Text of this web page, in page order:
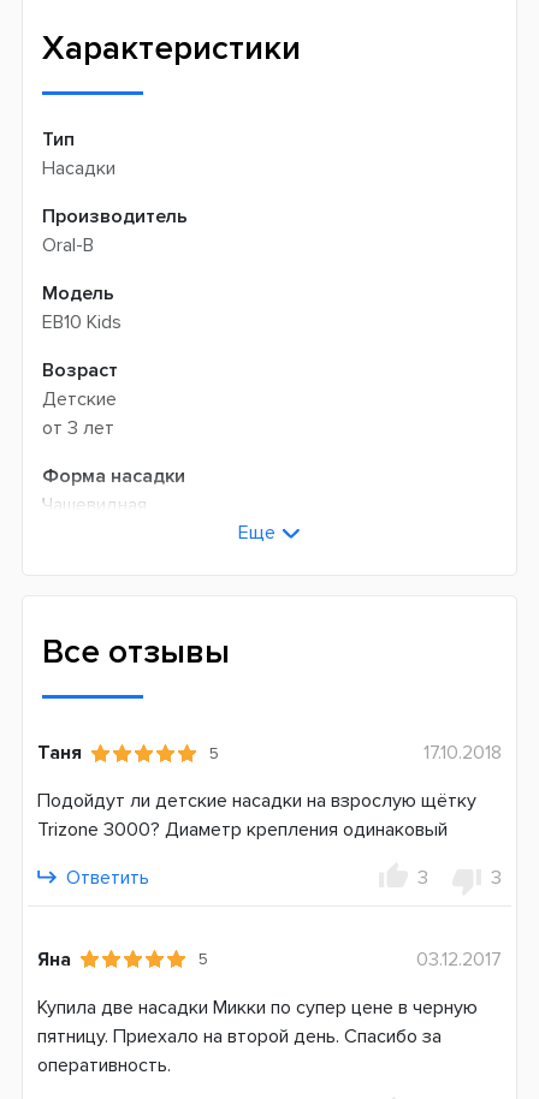
Характеристики
Тип
Насадки
Производитель
Oral-B
Модель
EB10 Kids
Возраст
Детские
от 3 лет
Форма насадки
Чашевидная
Ежедневное
D10 (Kids)
D12 (Vitality, Stages power Kids)
D16 (400-900) (PRO, Professional Care, Trizone)
D501 (2000-4000) PRO 2
D701 (6000-9000) (Genius)
DB4 (pro-expert, Тачки, Принцесса)
Еще
Все отзывы
Таня 5
17.10.2018
Подойдут ли детские насадки на взрослую щётку
Trizone 3000? Диаметр крепления одинаковый
Ответить
3 3
Яна 5
03.12.2017
Купила две насадки Микки по супер цене в черную
пятницу. Приехало на второй день. Спасибо за
оперативность.